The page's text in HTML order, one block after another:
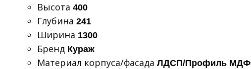
Высота 400
Глубина 241
Ширина 1300
Бренд Кураж
Материал корпуса/фасада ЛДСП/Профиль МДФ